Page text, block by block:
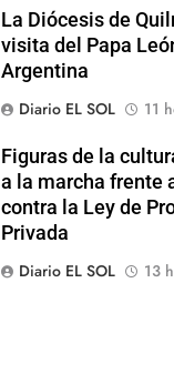
La Diócesis de
visita del Papa
Argentina
Diario EL SOL
11
Figuras de la
a la marcha frente
contra la Ley de
Privada
Diario EL SOL
13